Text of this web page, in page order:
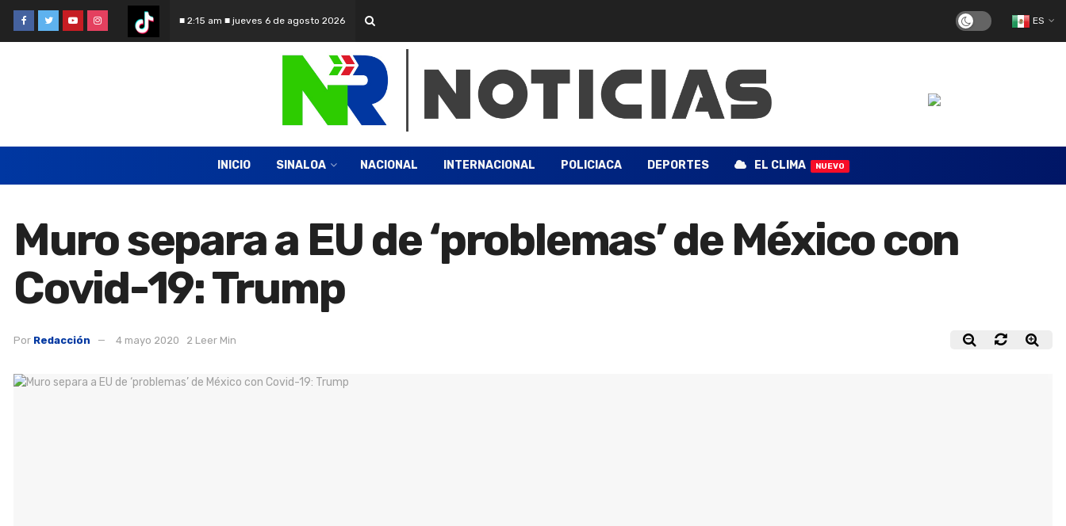
■ 2:15 am ■ jueves 6 de agosto 2026 ES
INICIO SINALOA NACIONAL INTERNACIONAL POLICIACA DEPORTES EL CLIMA NUEVO
Muro separa a EU de ‘problemas’ de México con
Covid-19: Trump
Por Redacción 4 mayo 2020 2 Leer Min